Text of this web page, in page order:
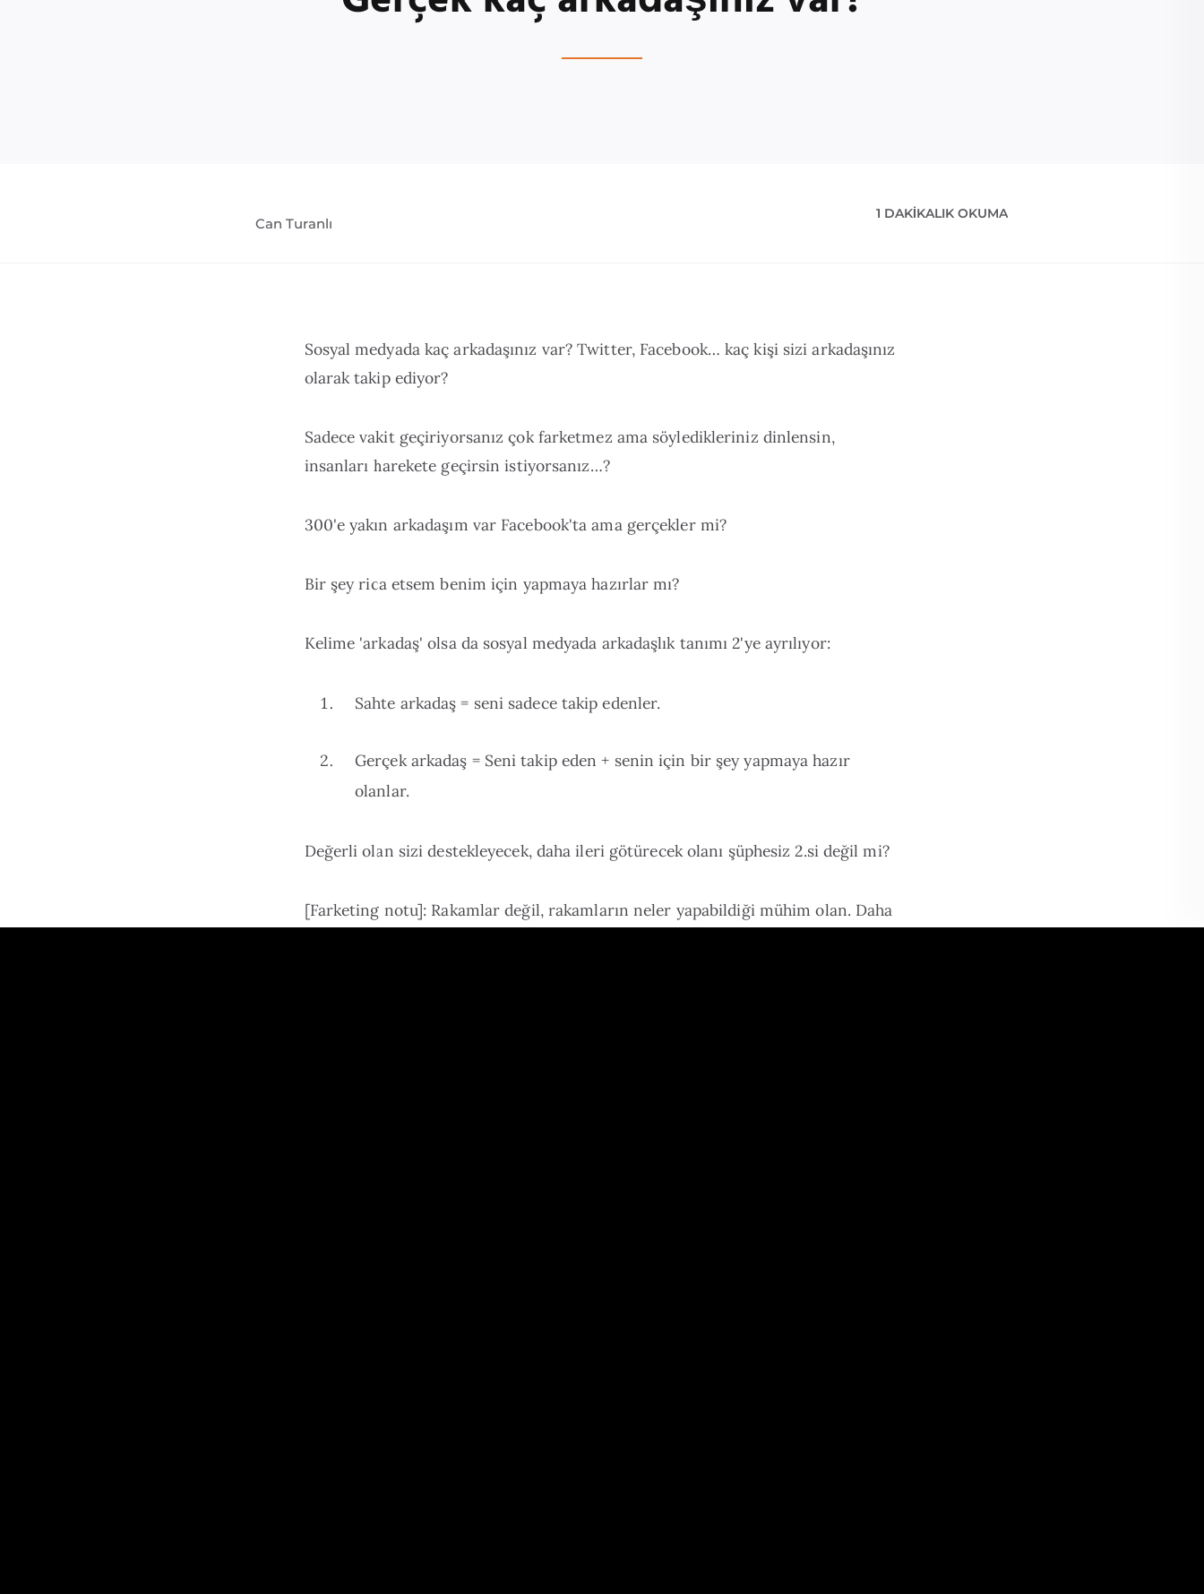
Can Turanlı
1 DAKIKALIK OKUMA
Sosyal medyada kaç arkadaşınız var? Twitter, Facebook… kaç kişi sizi arkadaşınız
olarak takip ediyor?
Sadece vakit geçiriyorsanız çok farketmez ama söyledikleriniz dinlensin,
insanları harekete geçirsin istiyorsanız…?
300'e yakın arkadaşım var Facebook'ta ama gerçekler mi?
Bir şey rica etsem benim için yapmaya hazırlar mı?
Kelime 'arkadaş' olsa da sosyal medyada arkadaşlık tanımı 2'ye ayrılıyor:
Sahte arkadaş = seni sadece takip edenler.
Gerçek arkadaş = Seni takip eden + senin için bir şey yapmaya hazır
olanlar.
Değerli olan sizi destekleyecek, daha ileri götürecek olanı şüphesiz 2.si değil mi?
[Farketing notu]: Rakamlar değil, rakamların neler yapabildiği mühim olan. Daha